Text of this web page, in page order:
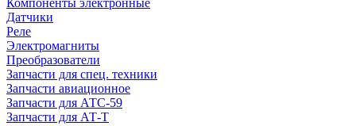
Компоненты электронные
Датчики
Реле
Электромагниты
Преобразователи
Запчасти для спец. техники
Запчасти авиационное
Запчасти для АТС-59
Запчасти для АТ-Т